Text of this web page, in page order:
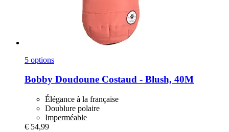
5 options
Bobby Doudoune Costaud -​ Blush, 40M
Élégance à la française
Doublure polaire
Imperméable
€ 54,99